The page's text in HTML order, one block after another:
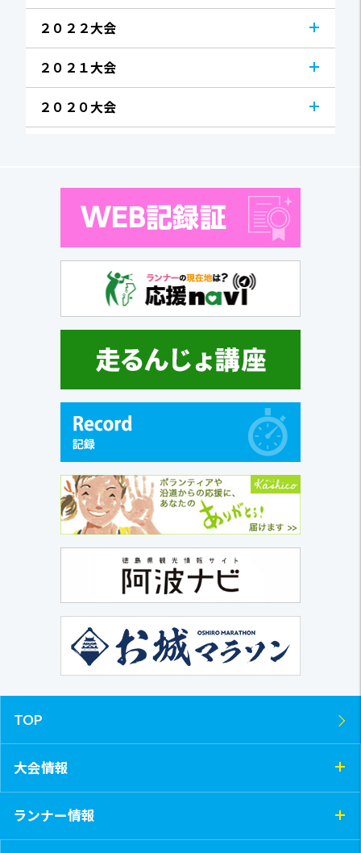
２０２２大会
２０２１大会
２０２０大会
TOP
大会情報
ランナー情報